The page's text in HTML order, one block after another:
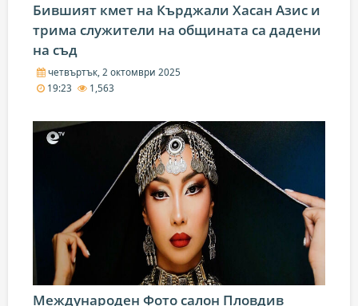
Бившият кмет на Кърджали Хасан Азис и
трима служители на общината са дадени
на съд
четвъртък, 2 октомври 2025
19:23
1,563
Международен Фото салон Пловдив